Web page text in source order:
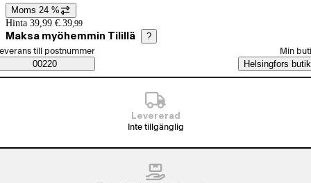
Prisinformation
Moms 24 %
Hinta 39,99 €. 39,99
Maksa myöhemmin Tilillä ?
Saatavuustiedot
beställningssätt
till postnummer
00220
Min
Helsingfors butik
Levererad
Inte tillgänglig